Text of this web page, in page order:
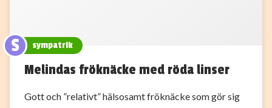
S sympatrik
Melindas fröknäcke med röda linser
Gott och ”relativt” hälsosamt fröknäcke som gör sig